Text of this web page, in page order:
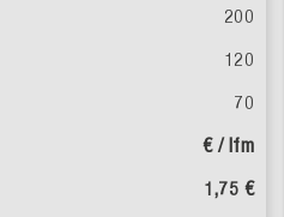
200
120
70
€ / lfm
1,75 €